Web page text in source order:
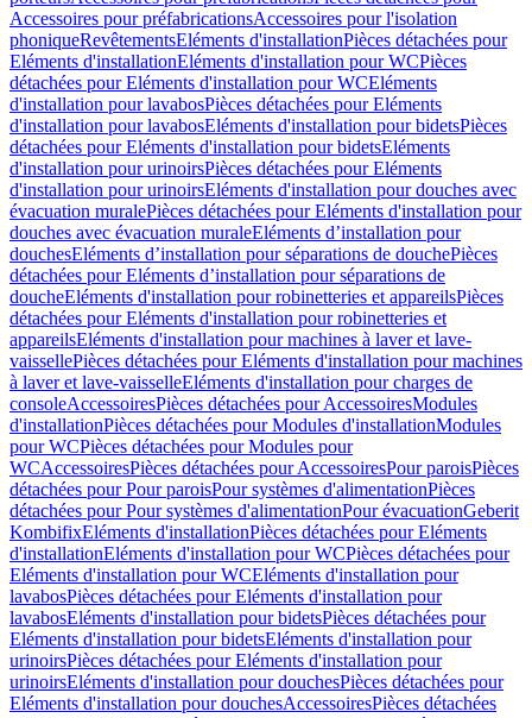
Accessoires pour préfabricationsAccessoires pour l'isolation
phoniqueRevêtementsEléments d'installationPièces détachées pour
Eléments d'installationEléments d'installation pour WCPièces
détachées pour Eléments d'installation pour WCEléments
d'installation pour lavabosPièces détachées pour Eléments
d'installation pour lavabosEléments d'installation pour bidetsPièces
détachées pour Eléments d'installation pour bidetsEléments
d'installation pour urinoirsPièces détachées pour Eléments
d'installation pour urinoirsEléments d'installation pour douches avec
évacuation muralePièces détachées pour Eléments d'installation pour
douches avec évacuation muraleEléments d’installation pour
douchesEléments d’installation pour séparations de douchePièces
détachées pour Eléments d’installation pour séparations de
doucheEléments d'installation pour robinetteries et appareilsPièces
détachées pour Eléments d'installation pour robinetteries et
appareilsEléments d'installation pour machines à laver et lave-
vaissellePièces détachées pour Eléments d'installation pour machines
à laver et lave-vaisselleEléments d'installation pour charges de
consoleAccessoiresPièces détachées pour AccessoiresModules
d'installationPièces détachées pour Modules d'installationModules
pour WCPièces détachées pour Modules pour
WCAccessoiresPièces détachées pour AccessoiresPour paroisPièces
détachées pour Pour paroisPour systèmes d'alimentationPièces
détachées pour Pour systèmes d'alimentationPour évacuationGeberit
KombifixEléments d'installationPièces détachées pour Eléments
d'installationEléments d'installation pour WCPièces détachées pour
Eléments d'installation pour WCEléments d'installation pour
lavabosPièces détachées pour Eléments d'installation pour
lavabosEléments d'installation pour bidetsPièces détachées pour
Eléments d'installation pour bidetsEléments d'installation pour
urinoirsPièces détachées pour Eléments d'installation pour
urinoirsEléments d'installation pour douchesPièces détachées pour
Eléments d'installation pour douchesAccessoiresPièces détachées